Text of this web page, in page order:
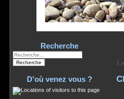
Recherche
D'où venez vous ?
2